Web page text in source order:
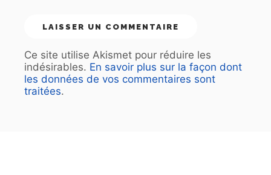
Ce site utilise Akismet pour réduire les
indésirables. En savoir plus sur la façon dont
les données de vos commentaires sont
traitées.